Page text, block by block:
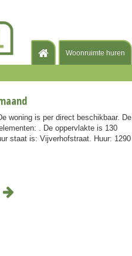
Woonruimte huren
woning is per direct beschikbaar. De
. De oppervlakte is 130
staat is: Vijverhofstraat. Huur: 1290